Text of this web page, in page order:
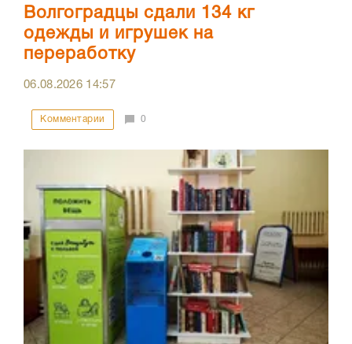
Волгоградцы сдали 134 кг
одежды и игрушек на
переработку
06.08.2026 14:57
Комментарии 0